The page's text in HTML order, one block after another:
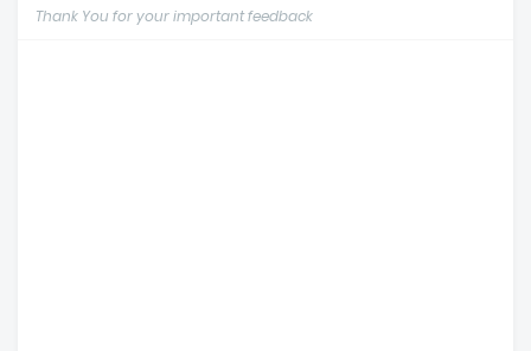
Thank You for your important feedback